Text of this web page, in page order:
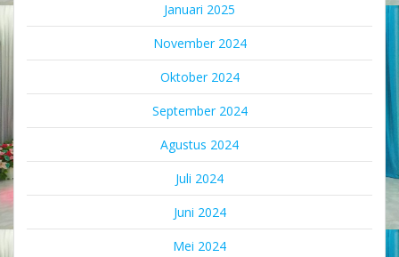
Januari 2025
November 2024
Oktober 2024
September 2024
Agustus 2024
Juli 2024
Juni 2024
Mei 2024